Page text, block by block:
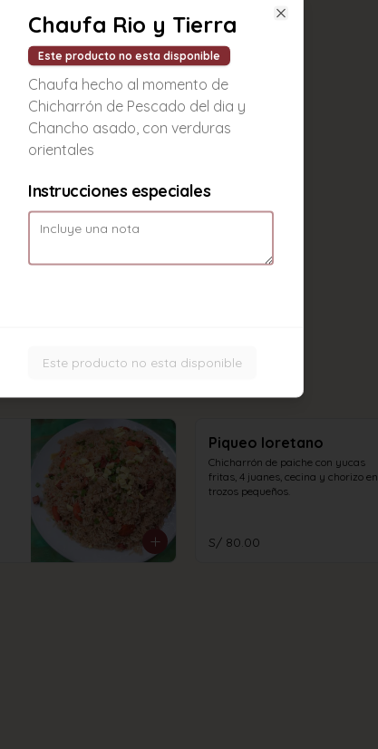
Piqueo loretano
Chicharrón de paiche con yucas
fritas, 4 juanes, cecina y chorizo en
trozos pequeños.
S/ 80.00
Chaufa Rio y Tierra
Este producto no esta disponible
Chaufa hecho al momento de
Chicharrón de Pescado del dia y
Chancho asado, con verduras
orientales
Instrucciones especiales
Este producto no esta disponible